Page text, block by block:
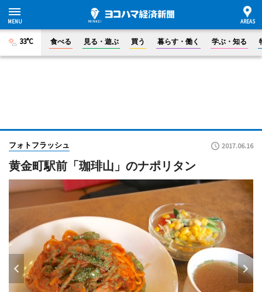
33°C 食べる 見る・遊ぶ 買う 暮らす・働く 学ぶ・知る
フォトフラッシュ 2017.06.16
黄金町駅前「珈琲山」のナポリタン